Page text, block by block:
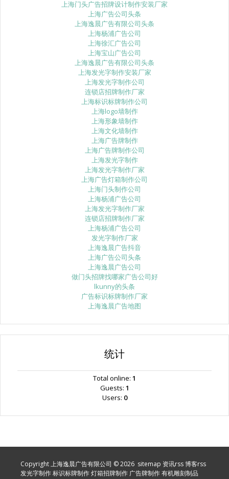
上海门头广告招牌设计制作安装厂家
上海广告公司头条
上海逸晨广告有限公司头条
上海杨浦广告公司
上海徐汇广告公司
上海宝山广告公司
上海逸晨广告有限公司头条
上海发光字制作安装厂家
上海发光字制作公司
连锁店招牌制作厂家
上海标识标牌制作公司
上海logo墙制作
上海形象墙制作
上海文化墙制作
上海广告牌制作
上海广告牌制作公司
上海发光字制作
上海发光字制作厂家
上海广告灯箱制作公司
上海门头制作公司
上海杨浦广告公司
上海发光字制作厂家
连锁店招牌制作厂家
上海杨浦广告公司
发光字制作厂家
上海逸晨广告抖音
上海广告公司头条
上海逸晨广告公司
做门头招牌找哪家广告公司好
lkunny的头条
广告标识标牌制作厂家
上海逸晨广告地图
统计
Total online: 1
Guests: 1
Users: 0
Copyright 上海逸晨广告有限公司 © 2026 sitemap 资讯rss博客rss
发光字制作标识标牌制作灯箱招牌制作 广告牌制作有机雕刻制品